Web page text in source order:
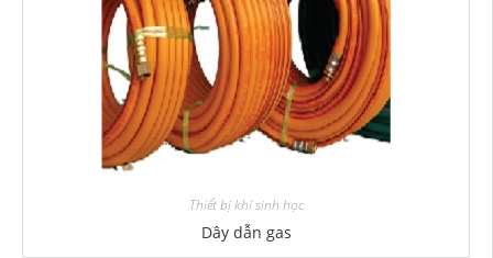
Thiết bị khí sinh học
Dây dẫn gas